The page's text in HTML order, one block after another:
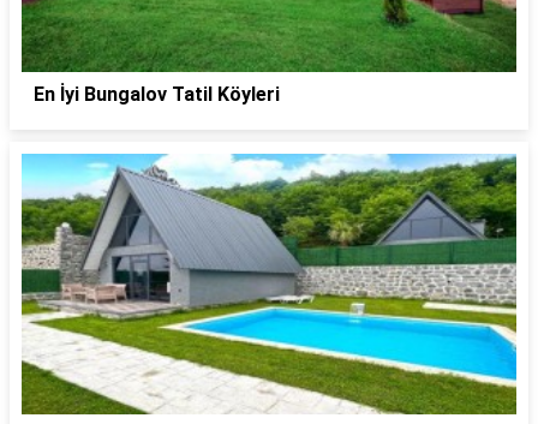
En İyi Bungalov Tatil Köyleri